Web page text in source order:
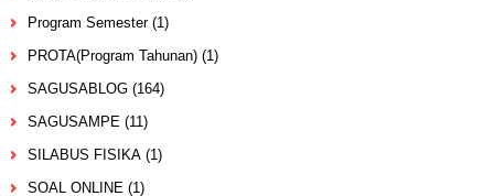
Program Semester (1)
PROTA(Program Tahunan) (1)
SAGUSABLOG (164)
SAGUSAMPE (11)
SILABUS FISIKA (1)
SOAL ONLINE (1)